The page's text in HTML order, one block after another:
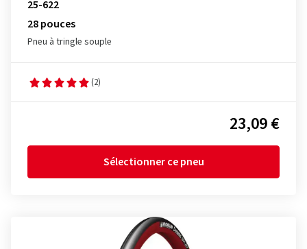
25-622
28 pouces
Pneu à tringle souple
(2)
23,09 €
Sélectionner ce pneu